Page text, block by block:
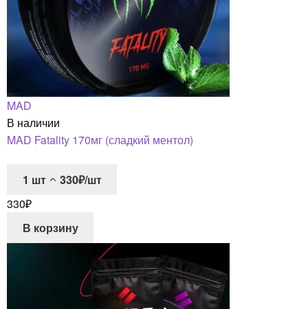
MAD
В наличии
MAD Fatality 170мг (сладкий ментол)
1 шт
330₽/шт
330₽
В корзину